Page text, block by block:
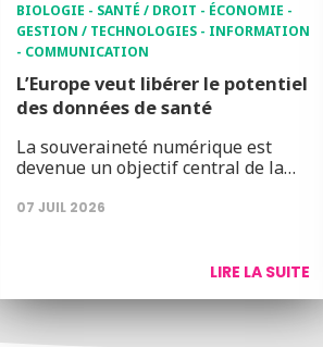
BIOLOGIE - SANTÉ / DROIT - ÉCONOMIE -
GESTION / TECHNOLOGIES - INFORMATION
- COMMUNICATION
L’Europe veut libérer le potentiel
des données de santé
La souveraineté numérique est
devenue un objectif central de la…
07 JUIL 2026
LIRE LA SUITE